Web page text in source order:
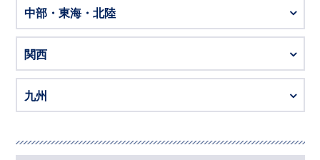
中部・東海・北陸
関西
九州